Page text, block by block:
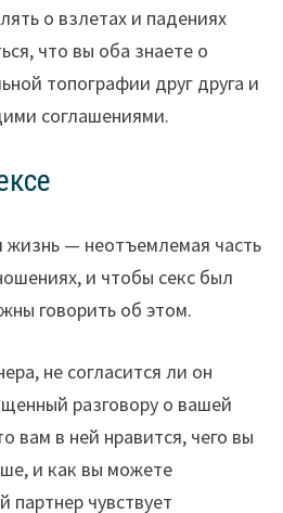
о взлетах и ​​падениях
что вы оба знаете о
топографии друг друга и
соглашениями.
жизнь — неотъемлемая часть
и чтобы секс был
говорить об этом.
не согласится ли он
разговору о вашей
вам в ней нравится, чего вы
и как вы можете
партнер чувствует